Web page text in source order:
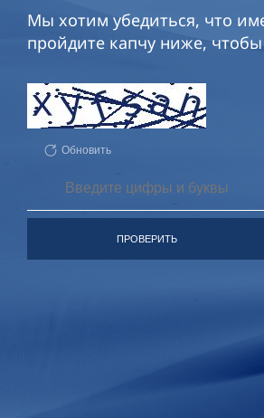
Мы хотим убедиться, что
пройдите капчу ниже, чтобы
Обновить
ПРОВЕРИТЬ